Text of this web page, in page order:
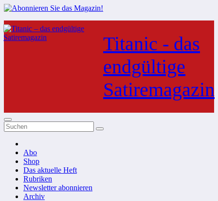
Zum
Inhalt
springen
Titanic - das
endgültige
Satiremagazin
Abo
Shop
Das aktuelle Heft
Rubriken
Newsletter abonnieren
Archiv